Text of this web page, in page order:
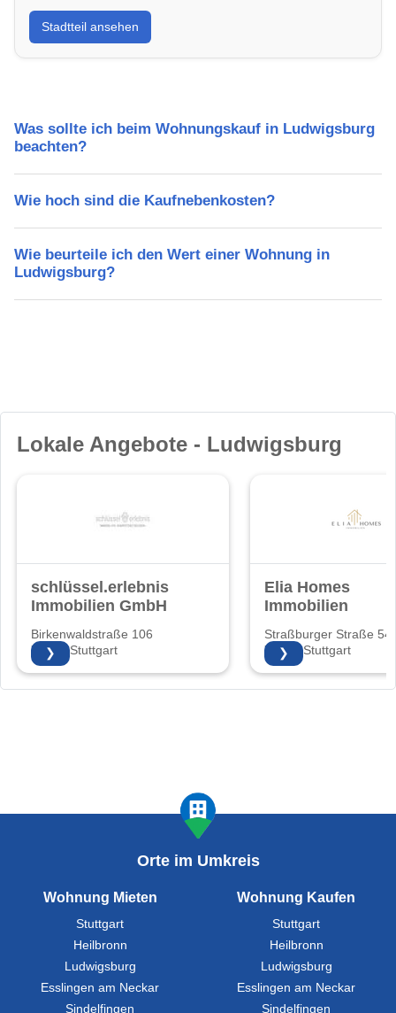
Erfahre mehr über deinen Stadtteil in Ludwigsburg:
Lebensqualität, Verkehrsanbindung, Schulen,
Freizeitmöglichkeiten und Mietpreise.
Stadtteil ansehen
Was sollte ich beim Wohnungskauf in Ludwigsburg
beachten?
Wie hoch sind die Kaufnebenkosten?
Wie beurteile ich den Wert einer Wohnung in
Ludwigsburg?
Lokale Angebote - Ludwigsburg
schlüssel.erlebnis
Immobilien GmbH
Birkenwaldstraße 106
70191 Stuttgart
❯
Elia Homes
Immobilien
Straßburger Straße 54
70435 Stuttgart
❯
Orte im Umkreis
Wohnung Mieten
Stuttgart
Heilbronn
Ludwigsburg
Esslingen am Neckar
Sindelfingen
Wohnung Kaufen
Stuttgart
Heilbronn
Ludwigsburg
Esslingen am Neckar
Sindelfingen